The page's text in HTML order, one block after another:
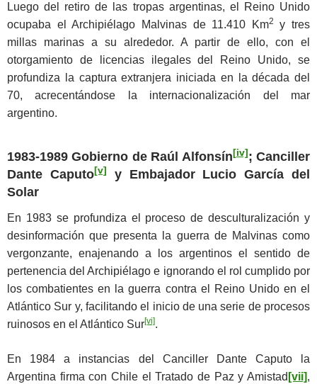
Luego del retiro de las tropas argentinas, el Reino Unido
ocupaba el Archipiélago Malvinas de 11.410 Km2
y tres
millas marinas a su alrededor. A partir de ello, con el
otorgamiento de licencias ilegales del Reino Unido, se
profundiza la captura extranjera iniciada en la década del
70, acrecentándose la internacionalización del mar
argentino.
1983-1989 Gobierno de Raúl Alfonsín [iv] ; Canciller
Dante Caputo[v]
y Embajador Lucio García del
Solar
En 1983 se profundiza el proceso de desculturalización y
desinformación que presenta la guerra de Malvinas como
vergonzante, enajenando a los argentinos el sentido de
pertenencia del Archipiélago e ignorando el rol cumplido por
los combatientes en la guerra contra el Reino Unido en el
Atlántico Sur y, facilitando el inicio de una serie de procesos
ruinosos en el Atlántico Sur[vi].
En 1984 a instancias del Canciller Dante Caputo la
Argentina firma con Chile el Tratado de Paz y Amistad [vii],